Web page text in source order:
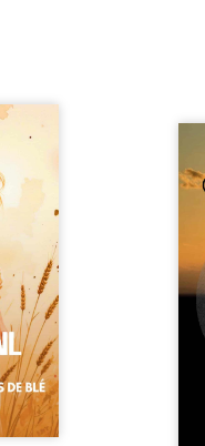
sous le
son
À
pu
de
sous les
des
la main.
sans
par ...
les
les